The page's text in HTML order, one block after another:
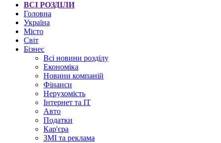
ВСІ РОЗДІЛИ
Головна
Україна
Місто
Світ
Бізнес
Всі новини розділу
Економіка
Новини компаній
Фінанси
Нерухомість
Інтернет та IT
Авто
Податки
Кар'єра
ЗМІ та реклама